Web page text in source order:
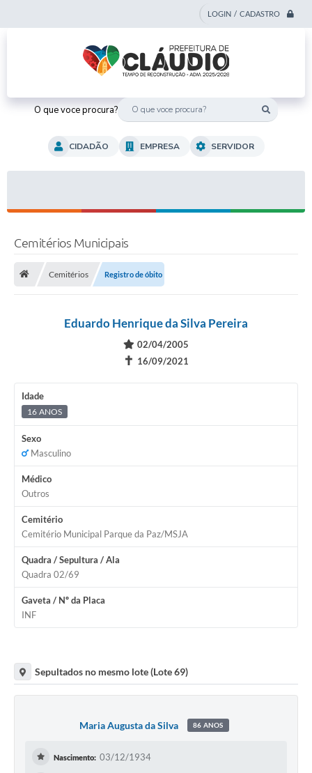
LOGIN / CADASTRO
O que voce procura?
CIDADÃO EMPRESA SERVIDOR
Cemitérios Municipais
Cemitérios Registro de óbito
Eduardo Henrique da Silva Pereira
02/04/2005
✝ 16/09/2021
Idade
16 ANOS
Sexo
Masculino
Médico
Outros
Cemitério
Cemitério Municipal Parque da Paz/MSJA
Quadra / Sepultura / Ala
Quadra 02/69
Gaveta / Nº da Placa
INF
Sepultados no mesmo lote (Lote 69)
Maria Augusta da Silva 86 ANOS
Nascimento: 03/12/1934